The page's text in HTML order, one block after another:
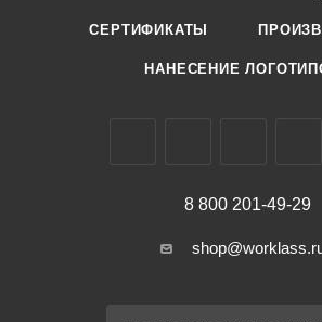
СЕРТИФИКАТЫ
НАНЕСЕНИЕ
8 800 201-49-29